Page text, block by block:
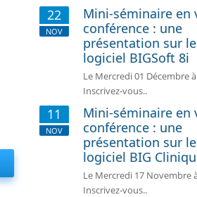
de Mini-séminaire en vidéo
22
NOV
Mini-séminaire en
conférence : une
présentation sur le
logiciel BIGSoft 8i
Le Mercredi 01 Décembre
Inscrivez-vous..
11
NOV
Mini-séminaire en
conférence : une
présentation sur le
logiciel BIG
Le Mercredi 17 Novembre
Inscrivez-vous..